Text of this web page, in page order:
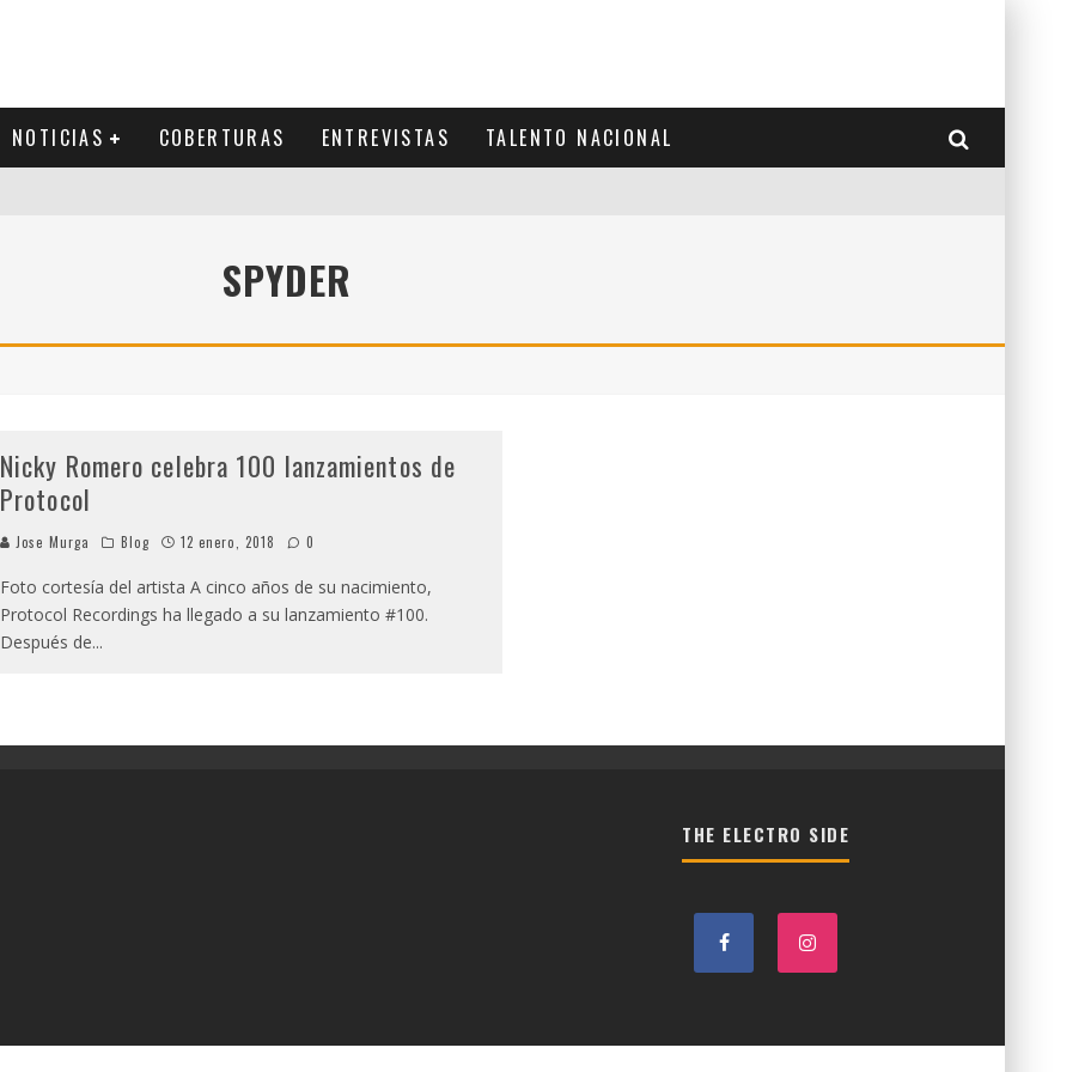
NOTICIAS COBERTURAS ENTREVISTAS TALENTO NACIONAL
SPYDER
Nicky Romero celebra 100 lanzamientos de
Protocol
Jose Murga Blog 12 enero, 2018 0
Foto cortesía del artista A cinco años de su nacimiento,
Protocol Recordings ha llegado a su lanzamiento #100.
Después de...
THE ELECTRO SIDE